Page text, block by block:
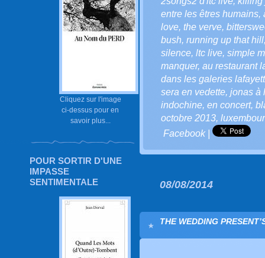
Cliquez sur l'image
ci-dessus pour en
savoir plus...
POUR SORTIR D'UNE
IMPASSE
SENTIMENTALE
entre les êtres humains,
love, the verve,
bush, running up that hill
silence, ltc live, simple
manquer, au restaurant
dans les galeries
sera en vedette, jonas à
indochine, en concert,
octobre 2013,
Facebook|
08/08/2014
THE WEDDING